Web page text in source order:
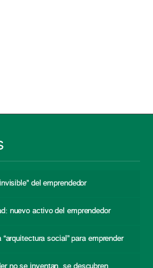
del emprendedor
nuevo activo del emprendedor
social” para emprender